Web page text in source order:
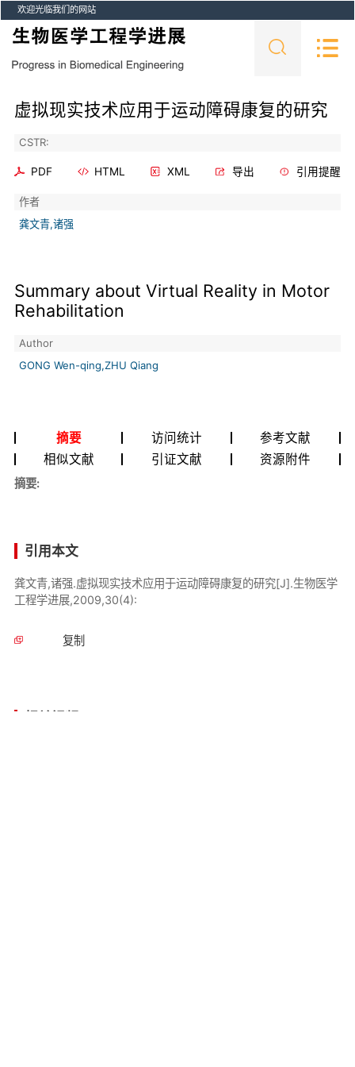
欢迎光临我们的网站
虚拟现实技术应用于运动障碍康复的研究
CSTR:
PDF HTML XML 导出 引用提醒
作者
龚文青,诸强
Summary about Virtual Reality in Motor
Rehabilitation
Author
GONG Wen-qing,ZHU Qiang
摘要 访问统计
参考文献
相似文献
引证文献 资源附件
摘要:
引用本文
龚文青,诸强.虚拟现实技术应用于运动障碍康复的研究[J].生物医学
工程学进展,2009,30(4):
复制